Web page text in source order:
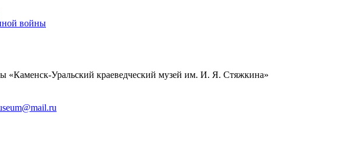
войны
«Каменск-Уральский краеведческий музей им. И. Я. Стяжкина»